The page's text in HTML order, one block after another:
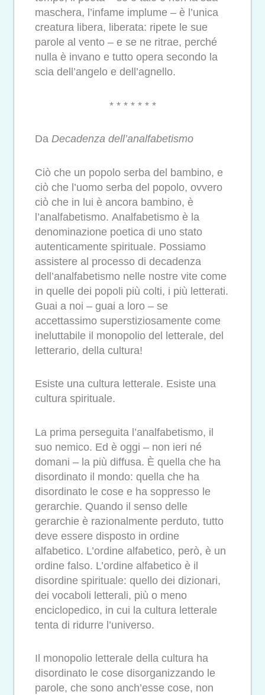
maschera, l’infame implume – è l’unica
creatura libera, liberata: ripete le sue
parole al vento – e se ne ritrae, perché
nulla è invano e tutto opera secondo la
scia dell’angelo e dell’agnello.
* * * * * * *
Da Decadenza dell’analfabetismo
Ciò che un popolo serba del bambino, e
ciò che l’uomo serba del popolo, ovvero
ciò che in lui è ancora bambino, è
l’analfabetismo. Analfabetismo è la
denominazione poetica di uno stato
autenticamente spirituale. Possiamo
assistere al processo di decadenza
dell’analfabetismo nelle nostre vite come
in quelle dei popoli più colti, i più letterati.
Guai a noi – guai a loro – se
accettassimo superstiziosamente come
ineluttabile il monopolio del letterale, del
letterario, della cultura!
Esiste una cultura letterale. Esiste una
cultura spirituale.
La prima perseguita l’analfabetismo, il
suo nemico. Ed è oggi – non ieri né
domani – la più diffusa. È quella che ha
disordinato il mondo: quella che ha
disordinato le cose e ha soppresso le
gerarchie. Quando il senso delle
gerarchie è razionalmente perduto, tutto
deve essere disposto in ordine
alfabetico. L’ordine alfabetico, però, è un
ordine falso. L’ordine alfabetico è il
disordine spirituale: quello dei dizionari,
dei vocaboli letterali, più o meno
enciclopedico, in cui la cultura letterale
tenta di ridurre l’universo.
Il monopolio letterale della cultura ha
disordinato le cose disorganizzando le
parole, che sono anch’esse cose, non